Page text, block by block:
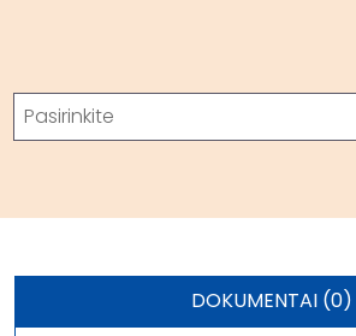
Paieška
Pasirinkite
DOKUMENTAI (0)